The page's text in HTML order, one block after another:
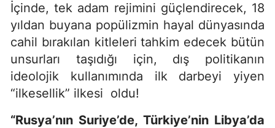
İçinde, tek adam rejimini güçlendirecek, 18
yıldan buyana popülizmin hayal dünyasında
cahil bırakılan kitleleri tahkim edecek bütün
unsurları taşıdığı için, dış politikanın
ideolojik kullanımında ilk darbeyi yiyen
“ilkesellik” ilkesi oldu!
“Rusya’nın Suriye’de, Türkiye’nin Libya’da